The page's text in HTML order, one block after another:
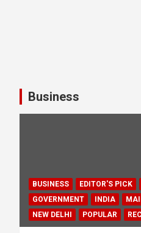
Business
BUSINESS EDITOR'S PICK
GOVERNMENT
INDIA
NEW DELHI
POPULAR